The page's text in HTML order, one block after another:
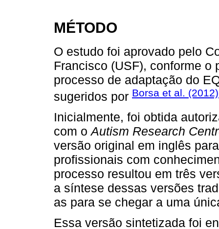
MÉTODO
O estudo foi aprovado pelo
Francisco (USF), conforme o
processo de adaptação do
sugeridos por Borsa et al. (2012)
Inicialmente, foi obtida
com oAutism Research
versão original em inglês
profissionais com
processo resultou em três
a síntese dessas versões
as para se chegar a uma
Essa versão sintetizada foi